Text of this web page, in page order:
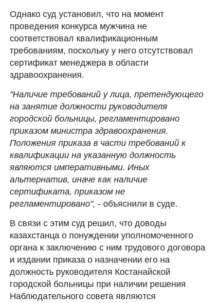
Однако суд установил, что на момент
проведения конкурса мужчина не
соответствовал квалификационным
требованиям, поскольку у него отсутствовал
сертификат менеджера в области
здравоохранения.
"Наличие требований у лица, претендующего
на занятие должности руководителя
городской больницы, регламентировано
приказом министра здравоохранения.
Положения приказа в части требований к
квалификации на указанную должность
являются императивными. Иных
альтернатив, иначе как наличие
сертификата, приказом не
регламентировано", - объяснили в суде.
В связи с этим суд решил, что доводы
казахстанца о понуждении уполномоченного
органа к заключению с ним трудового договора
и издании приказа о назначении его на
должность руководителя Костанайской
городской больницы при наличии решения
Наблюдательного совета являются